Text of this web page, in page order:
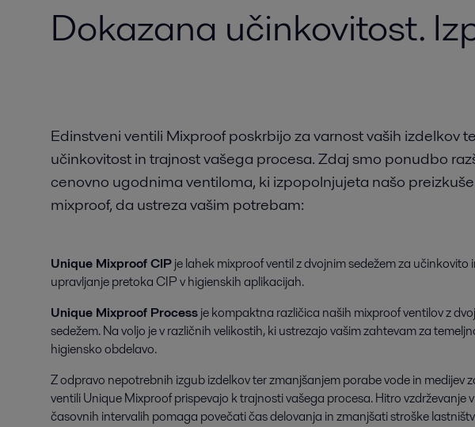
Dokazana učinkovitost.
Edinstveni ventili Mixproof poskrbijo za varnost vaših izdelkov
učinkovitost in trajnost vašega procesa. Zdaj smo ponudbo
cenovno ugodnima ventiloma, ki izpopolnjujeta našo
mixproof, da ustreza vašim potrebam:
Unique Mixproof CIPje lahek mixproof ventil z dvojnim sedežem za učinkovito
upravljanje pretoka CIP v higienskih aplikacijah.
Unique Mixproof Processje kompaktna različica naših mixproof ventilov z
sedežem. Na voljo je v različnih velikostih, ki ustrezajo vašim zahtevam za
higiensko obdelavo.
Z odpravo nepotrebnih izgub izdelkov ter zmanjšanjem porabe vode in medijev
ventili Unique Mixproof prispevajo k trajnosti vašega procesa. Hitro vzdrževanje
časovnih intervalih pomaga povečati čas delovanja in zmanjšati stroške